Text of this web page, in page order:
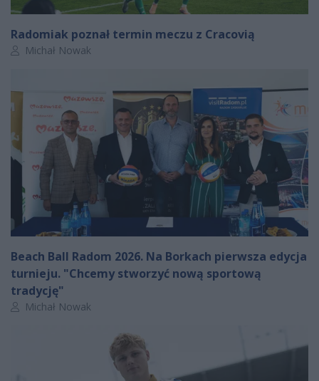
Radomiak poznał termin meczu z Cracovią
Autor artykułu:
Michał Nowak
Beach Ball Radom 2026. Na Borkach pierwsza edycja
turnieju. "Chcemy stworzyć nową sportową
tradycję"
Autor artykułu:
Michał Nowak